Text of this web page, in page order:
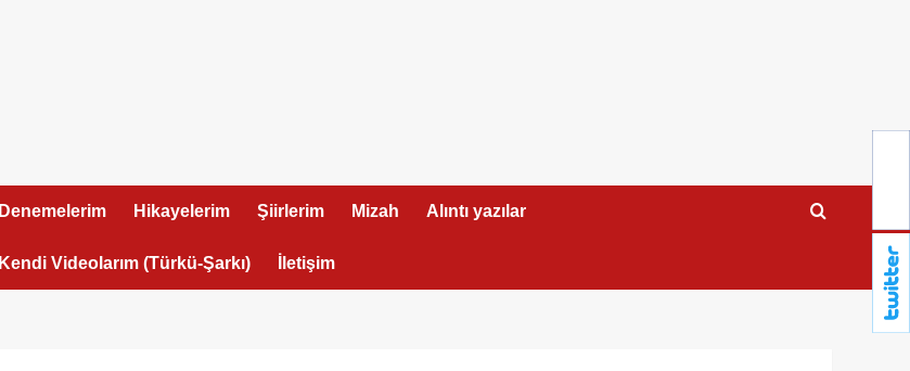
Denemelerim Hikayelerim Şiirlerim Mizah Alıntı yazılar
Kendi Videolarım (Türkü-Şarkı) İletişim